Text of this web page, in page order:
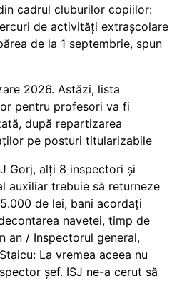
cadrul cluburilor copiilor:
de activități extrașcolare
de la 1 septembrie, spun
2026. Astăzi, lista
pentru profesori va fi
după repartizarea
pe posturi titularizabile
Gorj, alți 8 inspectori și
auxiliar trebuie să returneze
de lei, bani acordați
navetei, timp de
an / Inspectorul general,
La vremea aceea nu
șef. ISJ ne-a cerut să